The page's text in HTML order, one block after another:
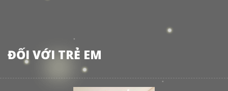
ĐỐI VỚI TRẺ EM